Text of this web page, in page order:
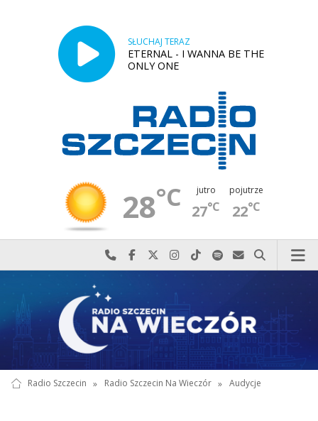
SŁUCHAJ TERAZ
ETERNAL - I WANNA BE THE
ONLY ONE
28°C jutro
27°C
pojutrze
22°C
Najlepiej po prostu do nas zadzwoń
Odwiedź nas na Facebook-u
Odwiedź nas na X
Odwiedź nas na Instagram-ie
Odwiedź nas na TikTok-u
Szukaj nas na Spotify
Wyślij do nas
Szukaj
Radio Szczecin » Radio Szczecin Na Wieczór » Audycje